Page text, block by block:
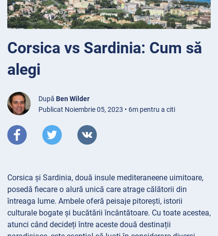
Corsica vs Sardinia: Cum să
alegi
După Ben Wilder
Publicat Noiembrie 05, 2023 • 6m pentru a citi
Corsica și Sardinia, două insule mediteraneene uimitoare,
posedă fiecare o alură unică care atrage călătorii din
întreaga lume. Ambele oferă peisaje pitorești, istorii
culturale bogate și bucătării încântătoare. Cu toate acestea,
atunci când decideți între aceste două destinații